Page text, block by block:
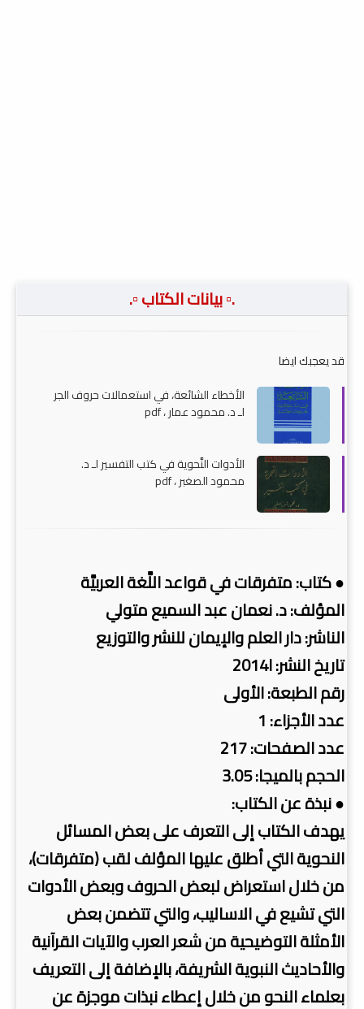
.▫️ بيانات الكتاب ▫️.
قد يعجبك ايضا
الأخطاء الشائعة، في استعمالات حروف الجر
لـ د. محمود عمار ، pdf
الأدوات النَّحوية في كتب التفسير لـ د.
محمود الصغبر ، pdf
● كتاب: متفرقات في قواعد اللَّغة العربيَّة
المؤلف: د. نعمان عبد السميع متولي
الناشر: دار العلم والإيمان للنشر والتوزيع
تاريخ النشر: 2014l
رقم الطبعة: الأولى
عدد الأجزاء: 1
عدد الصفحات: 217
الحجم بالميجا: 3.05
● نبذة عن الكتاب:
يهدف الكتاب إلى التعرف على بعض المسائل
النحوية التي أطلق عليها المؤلف لقب (متفرقات)،
من خلال استعراض لبعض الحروف وبعض الأدوات
التي تشيع في الاساليب، والتي تتضمن بعض
الأمثلة التوضيحية من شعر العرب والآيات القرآنية
والأحاديث النبوية الشريفة، بالإضافة إلى التعريف
بعلماء النحو من خلال إعطاء نبذات موجزة عن